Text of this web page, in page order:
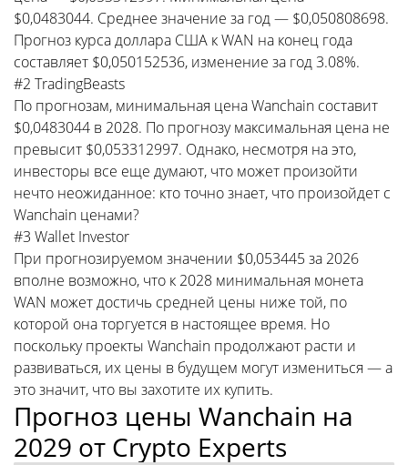
$0,0483044. Среднее значение за год — $0,050808698.
Прогноз курса доллара США к WAN на конец года
составляет $0,050152536, изменение за год 3.08%.
#2 TradingBeasts
По прогнозам, минимальная цена Wanchain составит
$0,0483044 в 2028. По прогнозу максимальная цена не
превысит $0,053312997. Однако, несмотря на это,
инвесторы все еще думают, что может произойти
нечто неожиданное: кто точно знает, что произойдет с
Wanchain ценами?
#3 Wallet Investor
При прогнозируемом значении $0,053445 за 2026
вполне возможно, что к 2028 минимальная монета
WAN может достичь средней цены ниже той, по
которой она торгуется в настоящее время. Но
поскольку проекты Wanchain продолжают расти и
развиваться, их цены в будущем могут измениться — а
это значит, что вы захотите их купить.
Прогноз цены Wanchain на
2029 от Crypto Experts